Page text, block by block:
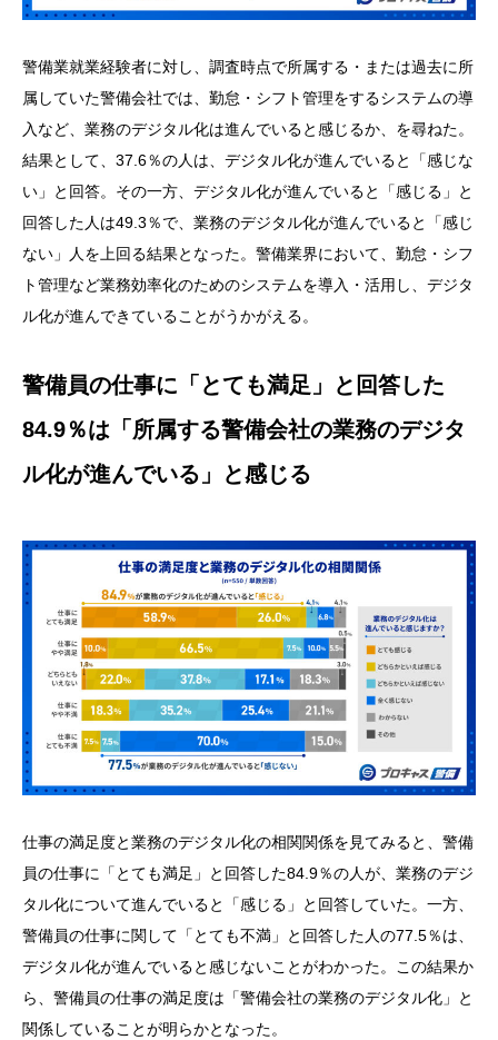
警備業就業経験者に対し、調査時点で所属する・または過去に所
属していた警備会社では、勤怠・シフト管理をするシステムの導
入など、業務のデジタル化は進んでいると感じるか、を尋ねた。
結果として、37.6％の人は、デジタル化が進んでいると「感じな
い」と回答。その一方、デジタル化が進んでいると「感じる」と
回答した人は49.3％で、業務のデジタル化が進んでいると「感じ
ない」人を上回る結果となった。警備業界において、勤怠・シフ
ト管理など業務効率化のためのシステムを導入・活用し、デジタ
ル化が進んできていることがうかがえる。
警備員の仕事に「とても満足」と回答した
84.9％は「所属する警備会社の業務のデジタ
ル化が進んでいる」と感じる
仕事の満足度と業務のデジタル化の相関関係を見てみると、警備
員の仕事に「とても満足」と回答した84.9％の人が、業務のデジ
タル化について進んでいると「感じる」と回答していた。一方、
警備員の仕事に関して「とても不満」と回答した人の77.5％は、
デジタル化が進んでいると感じないことがわかった。この結果か
ら、警備員の仕事の満足度は「警備会社の業務のデジタル化」と
関係していることが明らかとなった。